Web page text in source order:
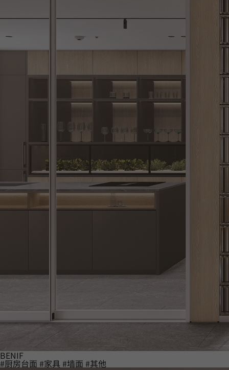
BENIF
#厨房台面 #家具 #墙面 #其他